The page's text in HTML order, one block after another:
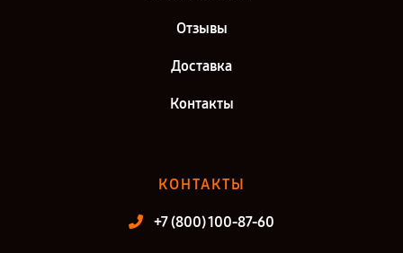
Отзывы
Доставка
Контакты
КОНТАКТЫ
+7 (800) 100-87-60